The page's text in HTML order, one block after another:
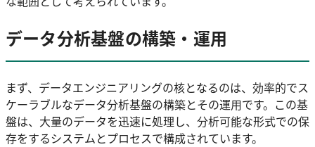
データ分析基盤の構築・運用
まず、データエンジニアリングの核となるのは、効率的でス
ケーラブルなデータ分析基盤の構築とその運用です。この基
盤は、大量のデータを迅速に処理し、分析可能な形式での保
存をするシステムとプロセスで構成されています。